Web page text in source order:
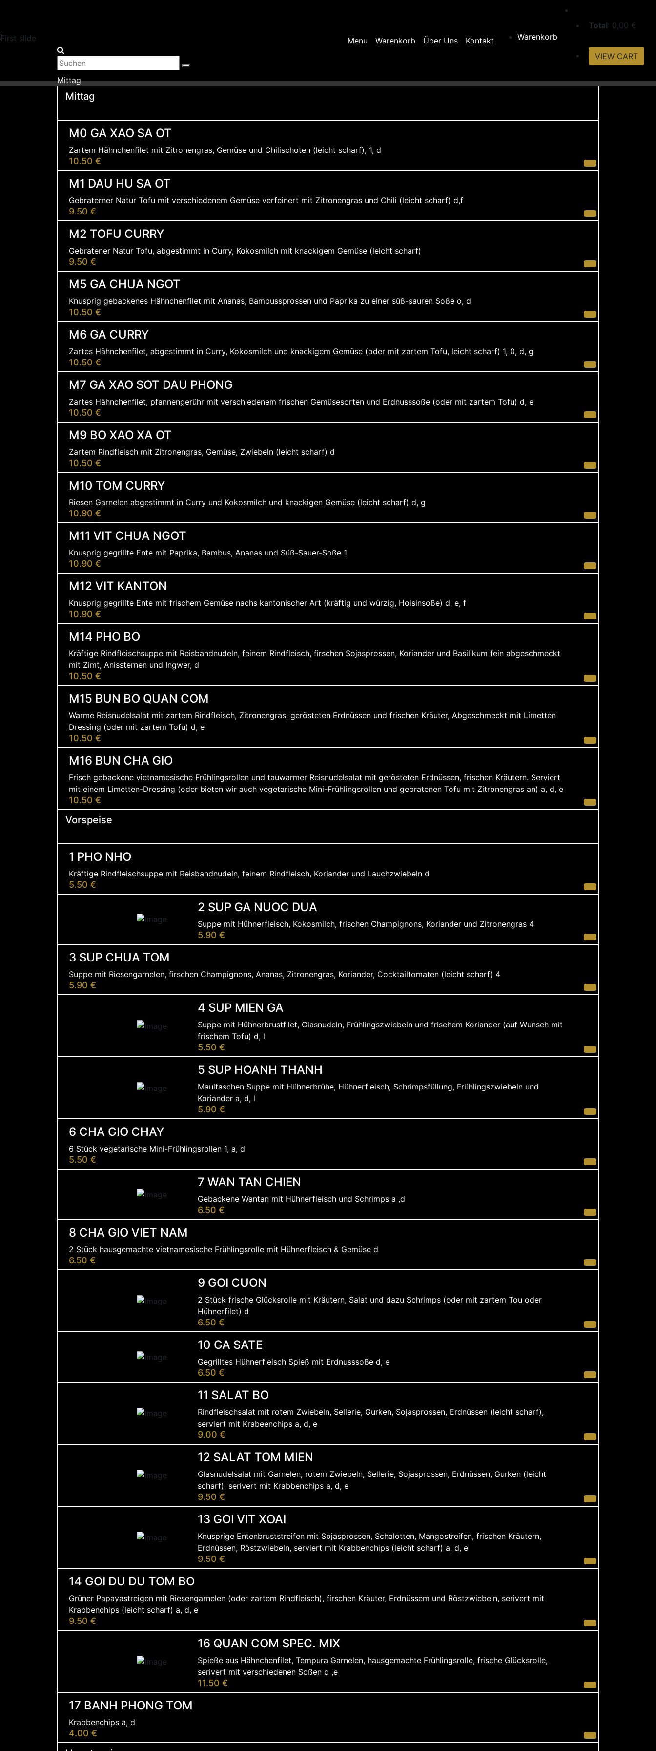
Menu Warenkorb Über Uns Kontakt Warenkorb
Total: 0,00 €
VIEW CART
Mittag Vorspeise
Mittag
M0 GA XAO SA OT
Zartem Hähnchenfilet mit Zitronengras, Gemüse und Chilischoten (leicht scharf), 1, d
10.50 €
M1 DAU HU SA OT
Gebraterner Natur Tofu mit verschiedenem Gemüse verfeinert mit Zitronengras und Chili (leicht scharf) d,f
9.50 €
M2 TOFU CURRY
Gebratener Natur Tofu, abgestimmt in Curry, Kokosmilch mit knackigem Gemüse (leicht scharf)
9.50 €
M5 GA CHUA NGOT
Knusprig gebackenes Hähnchenfilet mit Ananas, Bambussprossen und Paprika zu einer süß-sauren Soße o, d
10.50 €
M6 GA CURRY
Zartes Hähnchenfilet, abgestimmt in Curry, Kokosmilch und knackigem Gemüse (oder mit zartem Tofu, leicht scharf) 1, 0, d, g
10.50 €
M7 GA XAO SOT DAU PHONG
Zartes Hähnchenfilet, pfannengerühr mit verschiedenem frischen Gemüsesorten und Erdnusssoße (oder mit zartem Tofu) d, e
10.50 €
M9 BO XAO XA OT
Zartem Rindfleisch mit Zitronengras, Gemüse, Zwiebeln (leicht scharf) d
10.50 €
M10 TOM CURRY
Riesen Garnelen abgestimmt in Curry und Kokosmilch und knackigen Gemüse (leicht scharf) d, g
10.90 €
M11 VIT CHUA NGOT
Knusprig gegrillte Ente mit Paprika, Bambus, Ananas und Süß-Sauer-Soße 1
10.90 €
M12 VIT KANTON
Knusprig gegrillte Ente mit frischem Gemüse nachs kantonischer Art (kräftig und würzig, Hoisinsoße) d, e, f
10.90 €
M14 PHO BO
Kräftige Rindfleischsuppe mit Reisbandnudeln, feinem Rindfleisch, firschen Sojasprossen, Koriander und Basilikum fein abgeschmeckt
mit Zimt, Anissternen und Ingwer, d
10.50 €
M15 BUN BO QUAN COM
Warme Reisnudelsalat mit zartem Rindfleisch, Zitronengras, gerösteten Erdnüssen und frischen Kräuter, Abgeschmeckt mit Limetten
Dressing (oder mit zartem Tofu) d, e
10.50 €
M16 BUN CHA GIO
Frisch gebackene vietnamesische Frühlingsrollen und tauwarmer Reisnudelsalat mit gerösteten Erdnüssen, frischen Kräutern. Serviert
mit einem Limetten-Dressing (oder bieten wir auch vegetarische Mini-Frühlingsrollen und gebratenen Tofu mit Zitronengras an) a, d, e
10.50 €
Vorspeise
1 PHO NHO
Kräftige Rindfleischsuppe mit Reisbandnudeln, feinem Rindfleisch, Koriander und Lauchzwiebeln d
5.50 €
2 SUP GA NUOC DUA
Suppe mit Hühnerfleisch, Kokosmilch, frischen Champignons, Koriander und Zitronengras 4
5.90 €
3 SUP CHUA TOM
Suppe mit Riesengarnelen, firschen Champignons, Ananas, Zitronengras, Koriander, Cocktailtomaten (leicht scharf) 4
5.90 €
4 SUP MIEN GA
Suppe mit Hühnerbrustfilet, Glasnudeln, Frühlingszwiebeln und frischem Koriander (auf Wunsch mit
frischem Tofu) d, l
5.50 €
5 SUP HOANH THANH
Maultaschen Suppe mit Hühnerbrühe, Hühnerfleisch, Schrimpsfüllung, Frühlingszwiebeln und
Koriander a, d, l
5.90 €
6 CHA GIO CHAY
6 Stück vegetarische Mini-Frühlingsrollen 1, a, d
5.50 €
7 WAN TAN CHIEN
Gebackene Wantan mit Hühnerfleisch und Schrimps a ,d
6.50 €
8 CHA GIO VIET NAM
2 Stück hausgemachte vietnamesische Frühlingsrolle mit Hühnerfleisch & Gemüse d
6.50 €
9 GOI CUON
2 Stück frische Glücksrolle mit Kräutern, Salat und dazu Schrimps (oder mit zartem Tou oder
Hühnerfilet) d
6.50 €
10 GA SATE
Gegrilltes Hühnerfleisch Spieß mit Erdnusssoße d, e
6.50 €
11 SALAT BO
Rindfleischsalat mit rotem Zwiebeln, Sellerie, Gurken, Sojasprossen, Erdnüssen (leicht scharf),
serviert mit Krabeenchips a, d, e
9.00 €
12 SALAT TOM MIEN
Glasnudelsalat mit Garnelen, rotem Zwiebeln, Sellerie, Sojasprossen, Erdnüssen, Gurken (leicht
scharf), serivert mit Krabbenchips a, d, e
9.50 €
13 GOI VIT XOAI
Knusprige Entenbruststreifen mit Sojasprossen, Schalotten, Mangostreifen, frischen Kräutern,
Erdnüssen, Röstzwiebeln, serviert mit Krabbenchips (leicht scharf) a, d, e
9.50 €
14 GOI DU DU TOM BO
Grüner Papayastreigen mit Riesengarnelen (oder zartem Rindfleisch), firschen Kräuter, Erdnüssem und Röstzwiebeln, serivert mit
Krabbenchips (leicht scharf) a, d, e
9.50 €
16 QUAN COM SPEC. MIX
Spieße aus Hähnchenfilet, Tempura Garnelen, hausgemachte Frühlingsrolle, frische Glücksrolle,
serivert mit verschiedenen Soßen d ,e
11.50 €
17 BANH PHONG TOM
Krabbenchips a, d
4.00 €